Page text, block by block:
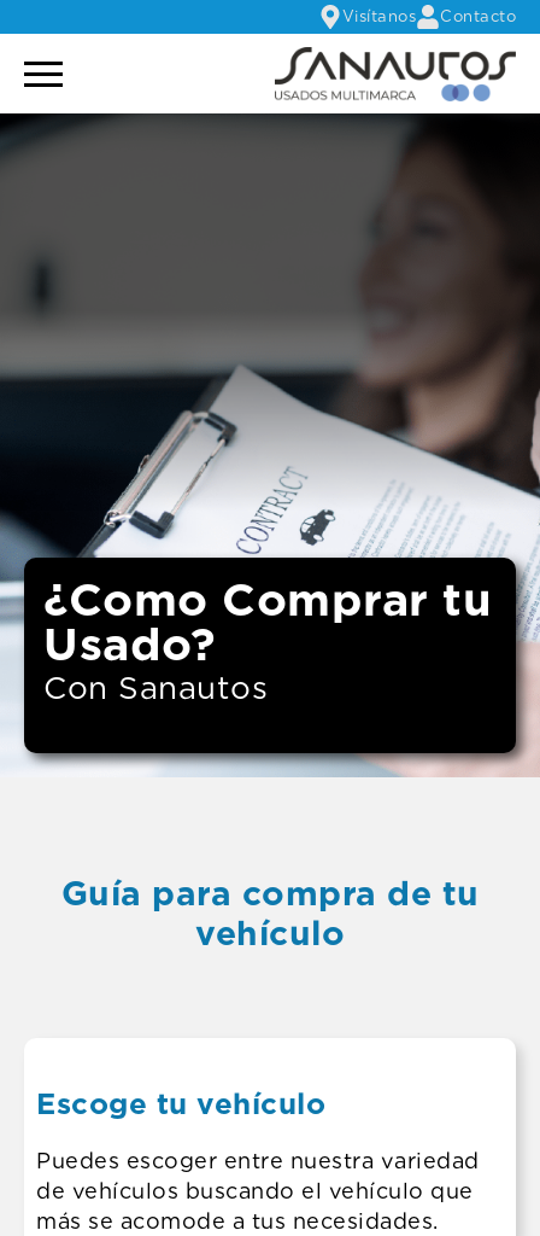
Visítanos Contacto
¿Como Comprar tu
Usado?
Con Sanautos
Guía para compra de tu
vehículo
Escoge tu vehículo
Puedes escoger entre nuestra variedad
de vehículos buscando el vehículo que
más se acomode a tus necesidades.